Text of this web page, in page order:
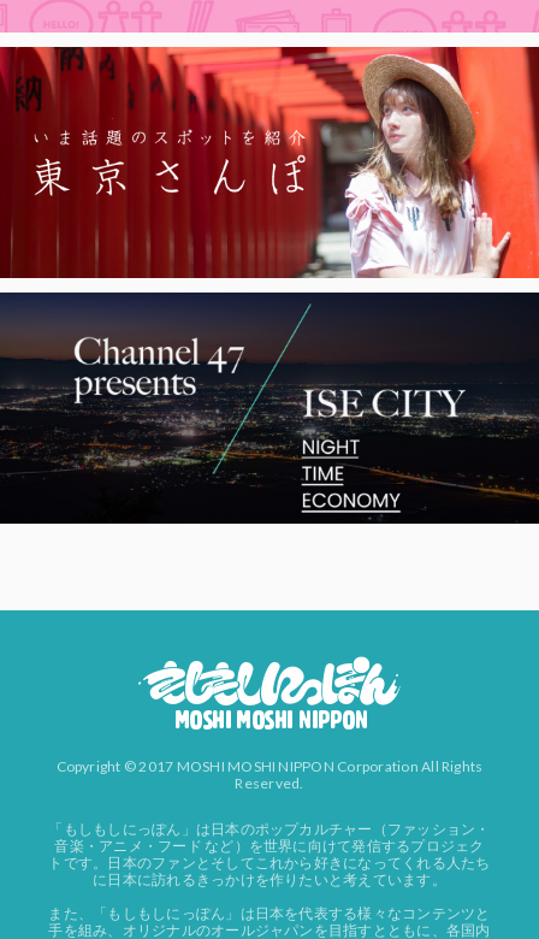
Copyright © 2017 MOSHI MOSHI NIPPON Corporation All Rights
Reserved.
「もしもしにっぽん」は日本のポップカルチャー（ファッション・
音楽・アニメ・フード など）を世界に向けて発信するプロジェク
トです。日本のファンとそしてこれから好きになってくれる人たち
に日本に訪れるきっかけを作りたいと考えています。
また、「もしもしにっぽん」は日本を代表する様々なコンテンツと
手を組み、オリジナルのオールジャパンを目指すとともに、各国内